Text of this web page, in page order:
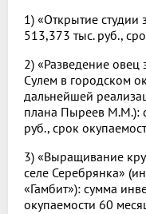
1) «Открытие студии
513,373 тыс. руб.,
2) «Разведение
Сулем в городском
дальнейшей
плана Пыреев М.М.):
руб., срок
3) «Выращивание
селе Серебрянка»
«Гамбит»): сумма
окупаемости 60